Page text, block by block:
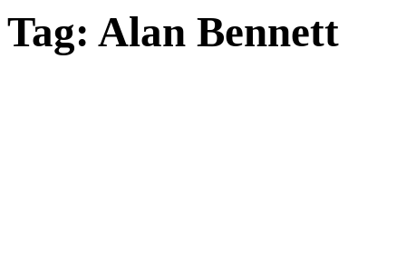
Tag: Alan Bennett